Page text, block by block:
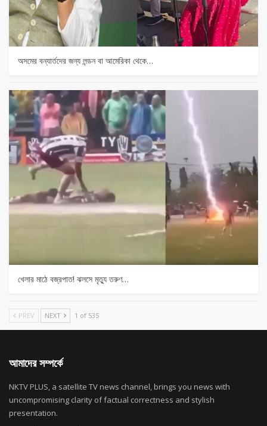
অসমের বন্যার্তদের জন্য লন্ডন বা আমেরিকা থেকে…
খেলার মাঠে বজ্রপাত! ঝলসে মৃত্যু তরুণ…
PREV NEXT 1 of 535
আমাদের সম্পর্কে
NKTV PLUS, a satellite TV news channel, brings you news with
uncompromising clarity of factual correctness and stylish
presentation.